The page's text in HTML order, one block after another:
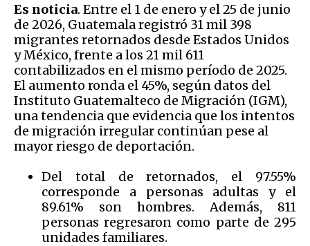
Es noticia. Entre el 1 de enero y el 25 de junio
de 2026, Guatemala registró 31 mil 398
migrantes retornados desde Estados Unidos
y México, frente a los 21 mil 611
contabilizados en el mismo período de 2025.
El aumento ronda el 45%, según datos del
Instituto Guatemalteco de Migración (IGM),
una tendencia que evidencia que los intentos
de migración irregular continúan pese al
mayor riesgo de deportación.
Del total de retornados, el 97.55%
corresponde a personas adultas y el
89.61% son hombres. Además, 811
personas regresaron como parte de 295
unidades familiares.